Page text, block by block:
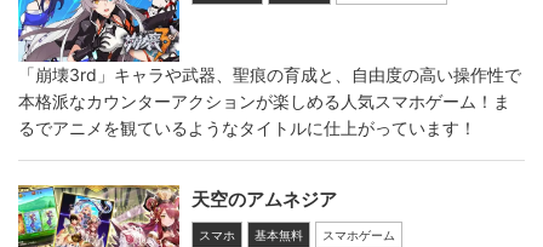
「崩壊3rd」キャラや武器、聖痕の育成と、自由度の高い操作性で
本格派なカウンターアクションが楽しめる人気スマホゲーム！ま
るでアニメを観ているようなタイトルに仕上がっています！
天空のアムネジア
スマホ 基本無料 スマホゲーム